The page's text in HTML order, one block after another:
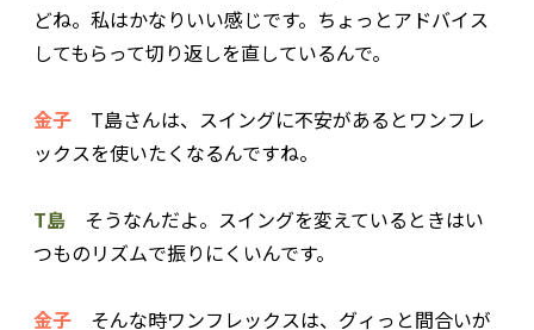
どね。私はかなりいい感じです。ちょっとアドバイス
してもらって切り返しを直しているんで。
金子 T島さんは、スイングに不安があるとワンフレ
ックスを使いたくなるんですね。
T島 そうなんだよ。スイングを変えているときはい
つものリズムで振りにくいんです。
金子 そんな時ワンフレックスは、グィっと間合いが